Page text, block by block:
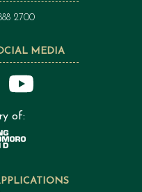
MEDIA
of:
2700